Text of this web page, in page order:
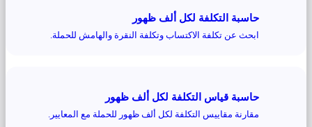
حاسبة التكلفة لكل ألف ظهور
ابحث عن تكلفة الاكتساب وتكلفة النقرة والهامش للحملة.
حاسبة قياس التكلفة لكل ألف ظهور
مقارنة مقاييس التكلفة لكل ألف ظهور للحملة مع المعايير.